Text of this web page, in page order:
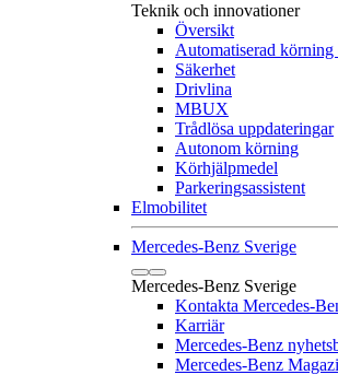
Teknik och innovationer
Översikt
Automatiserad körning
Säkerhet
Drivlina
MBUX
Trådlösa uppdateringar
Autonom körning
Körhjälpmedel
Parkeringsassistent
Elmobilitet
Mercedes-Benz Sverige
Mercedes-Benz Sverige
Kontakta Mercedes-
Karriär
Mercedes-Benz
Mercedes-Benz